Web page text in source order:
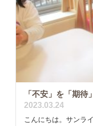
「不安」を「期待
2023.03.24
こんにちは。サンラ